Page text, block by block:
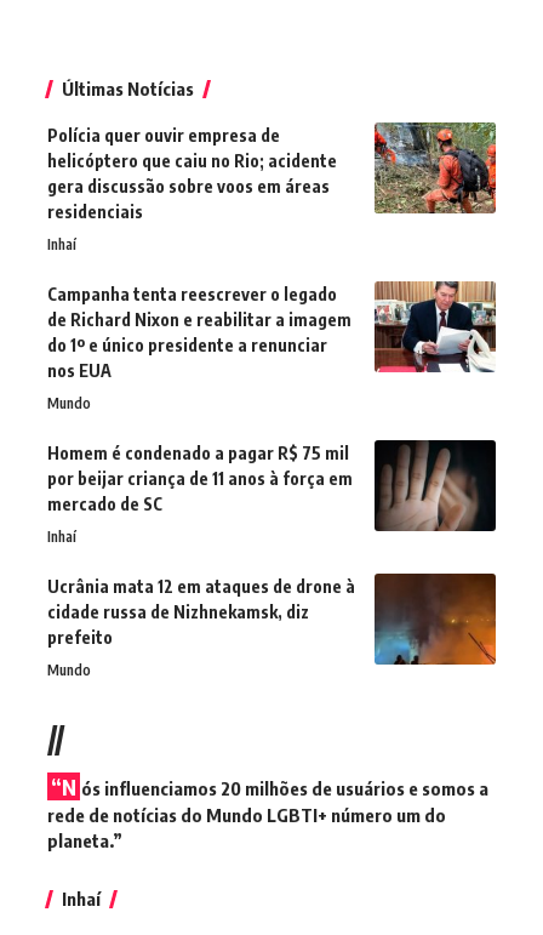
Últimas Notícias
Polícia quer ouvir empresa de
helicóptero que caiu no Rio; acidente
gera discussão sobre voos em áreas
residenciais
Inhaí
Campanha tenta reescrever o legado
de Richard Nixon e reabilitar a imagem
do 1º e único presidente a renunciar
nos EUA
Mundo
Homem é condenado a pagar R$ 75 mil
por beijar criança de 11 anos à força em
mercado de SC
Inhaí
Ucrânia mata 12 em ataques de drone à
cidade russa de Nizhnekamsk, diz
prefeito
Mundo
//
“N ós influenciamos 20 milhões de usuários e somos a
rede de notícias do Mundo LGBTI+ número um do
planeta.”
Inhaí